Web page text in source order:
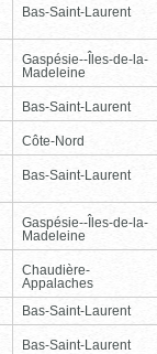
Bas-Saint-Laurent
Gaspésie--Îles-de-la-
Madeleine
Bas-Saint-Laurent
Côte-Nord
Bas-Saint-Laurent
Gaspésie--Îles-de-la-
Madeleine
Chaudière-
Appalaches
Bas-Saint-Laurent
Bas-Saint-Laurent